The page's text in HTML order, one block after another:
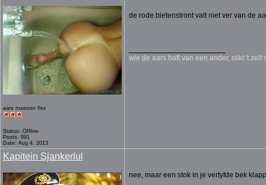
aars meester flex
Status: Offline
Posts: 991
Date: Aug 4, 2013
de rode bietenstront valt niet ver van de
wie de aars baft van een ander, slikt 't zelf
Kapitein Sjankerlul
nee, maar een stok in je vertyfde bek